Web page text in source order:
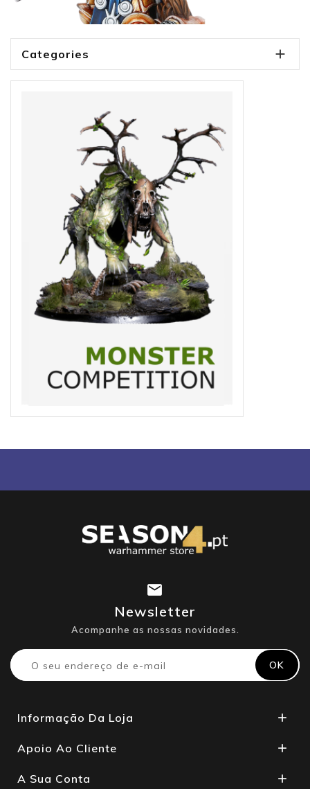
Categories 
Newsletter
Acompanhe as nossas novidades.
Informação Da Loja 
Apoio Ao Cliente 
A Sua Conta 